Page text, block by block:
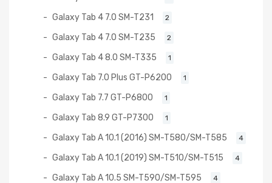
Galaxy Tab 4 7.0 SM-T231 2
Galaxy Tab 4 7.0 SM-T235 2
Galaxy Tab 4 8.0 SM-T335 1
Galaxy Tab 7.0 Plus GT-P6200 1
Galaxy Tab 7.7 GT-P6800 1
Galaxy Tab 8.9 GT-P7300 1
Galaxy Tab A 10.1 (2016) SM-T580/SM-T585 4
Galaxy Tab A 10.1 (2019) SM-T510/SM-T515 4
Galaxy Tab A 10.5 SM-T590/SM-T595 4